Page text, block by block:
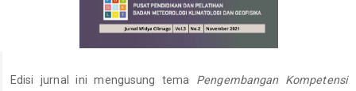
Edisi jurnal ini mengusung tema Pengembangan Kompetensi